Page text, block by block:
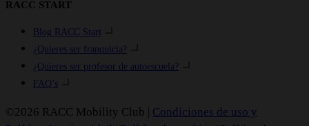
RACC START
Blog RACC Start
¿Quieres ser franquicia?
¿Quieres ser profesor de autoescuela?
FAQ’s
©2026 RACC Mobility Club | Condiciones de uso y